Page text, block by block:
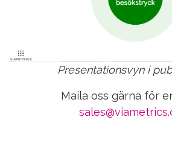
Presentationsvyn i
Maila oss gärna för